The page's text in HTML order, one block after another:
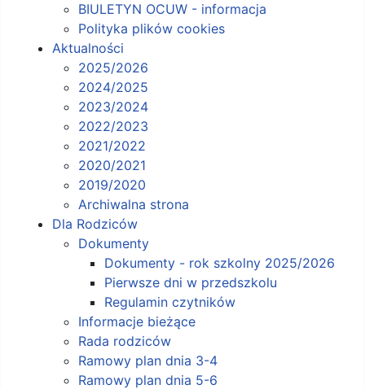
BIULETYN OCUW - informacja
Polityka plików cookies
Aktualności
2025/2026
2024/2025
2023/2024
2022/2023
2021/2022
2020/2021
2019/2020
Archiwalna strona
Dla Rodziców
Dokumenty
Dokumenty - rok szkolny 2025/2026
Pierwsze dni w przedszkolu
Regulamin czytników
Informacje bieżące
Rada rodziców
Ramowy plan dnia 3-4
Ramowy plan dnia 5-6